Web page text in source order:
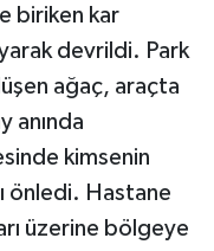
biriken kar
devrildi. Park
ağaç, araçta
anında
kimsenin
önledi. Hastane
üzerine bölgeye